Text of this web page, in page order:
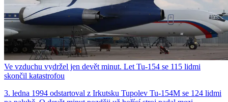
Ve vzduchu vydržel jen devět minut. Let Tu-154 se 115 lidmi
skončil katastrofou
3. ledna 1994 odstartoval z Irkutsku Tupolev Tu-154M se 124 lidmi